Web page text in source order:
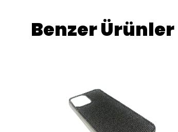
Benzer Ürünler